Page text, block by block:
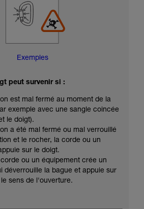
Exemples
peut survenir si :
est mal fermé au moment de la
exemple avec une sangle coincée
le doigt).
a été mal fermé ou mal verrouillé
et le rocher, la corde ou un
sur le doigt.
ou un équipement crée un
déverrouille la bague et appuie sur
le sens de l'ouverture.